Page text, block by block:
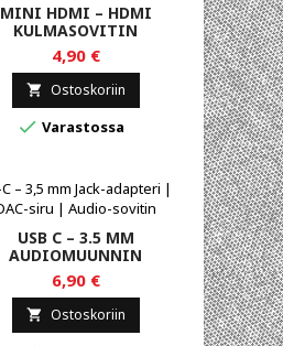
MINI HDMI – HDMI
KULMASOVITIN
4,90 €
 Ostoskoriin
 Varastossa
USB C – 3.5 MM
AUDIOMUUNNIN
6,90 €
 Ostoskoriin